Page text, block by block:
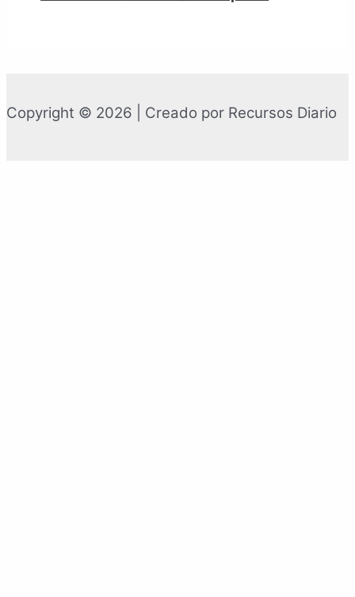
Copyright © 2026 | Creado por Recursos Diario